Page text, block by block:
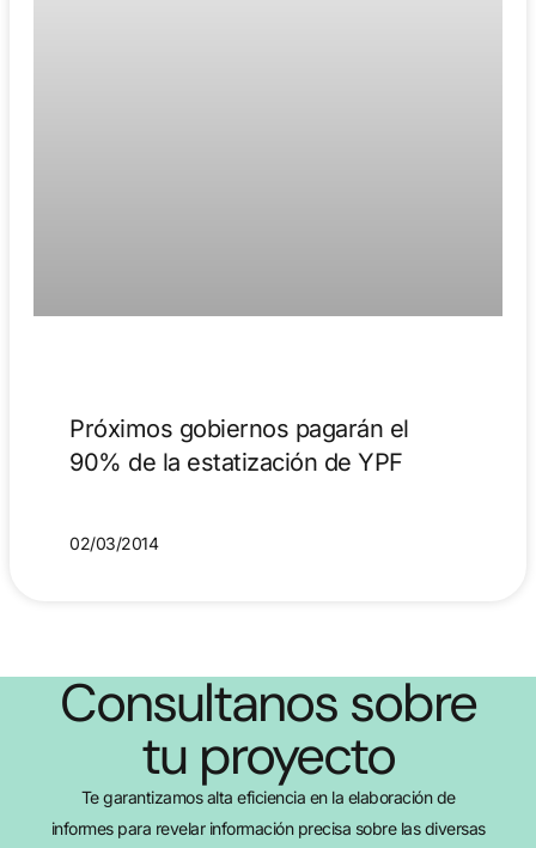
Próximos gobiernos pagarán el
90% de la estatización de YPF
02/03/2014
Consultanos sobre
tu proyecto
Te garantizamos alta eficiencia en la elaboración de
informes para revelar información precisa sobre las diversas